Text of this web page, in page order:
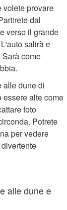
volete provare
dal
verso il grande
salirà e
come
alle dune di
essere alte come
foto
Potrete
per vedere
alle dune e